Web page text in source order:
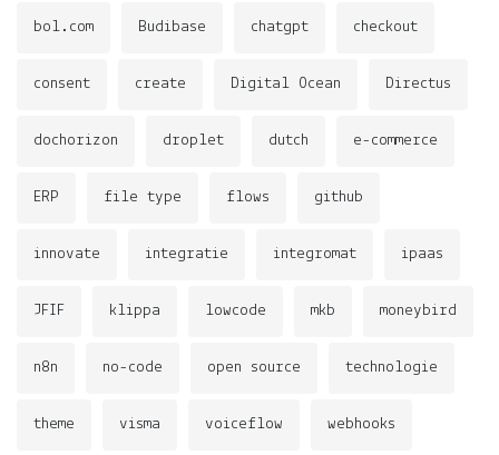
bol.com Budibase chatgpt checkout
consent create Digital Ocean Directus
dochorizon droplet dutch e-commerce
ERP file type flows github
innovate integratie integromat ipaas
JFIF klippa lowcode mkb moneybird
n8n no-code open source technologie
theme visma voiceflow webhooks